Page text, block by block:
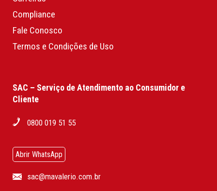
Compliance
Fale Conosco
Termos e Condições de Uso
SAC – Serviço de Atendimento ao Consumidor e
Cliente
0800 019 51 55
Abrir WhatsApp
sac@mavalerio.com.br